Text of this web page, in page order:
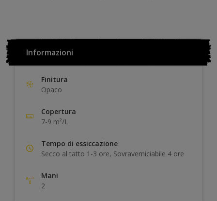
Informazioni
Finitura
Opaco
Copertura
7-9 m²/L
Tempo di essiccazione
Secco al tatto 1-3 ore, Sovraverniciabile 4 ore
Mani
2